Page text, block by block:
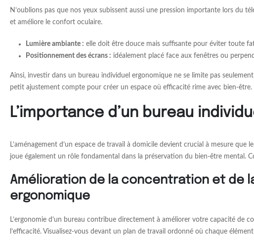
N’oublions pas que nos yeux subissent aussi une pression importante lors du
et améliore le confort oculaire.
Lumière ambiante : elle doit être douce mais suffisante pour éviter toute
Positionnement des écrans : idéalement placé face aux fenêtres ou
Ainsi, investir dans un bureau individuel ergonomique ne se limite pas
petit ajustement compte pour créer un espace où efficacité rime avec bien-être.
L’importance d’un bureau
L’aménagement d’un espace de travail à domicile devient crucial à mesure
joue également un rôle fondamental dans la préservation du bien-être
Amélioration de la concentration et de
ergonomique
L’ergonomie d’un bureau contribue directement à améliorer votre capacité
l’efficacité. Visualisez-vous devant un plan de travail ordonné où chaque